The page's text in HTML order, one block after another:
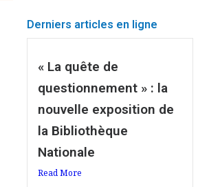
Derniers articles en ligne
« La quête de
questionnement » : la
nouvelle exposition de
la Bibliothèque
Nationale
Read More